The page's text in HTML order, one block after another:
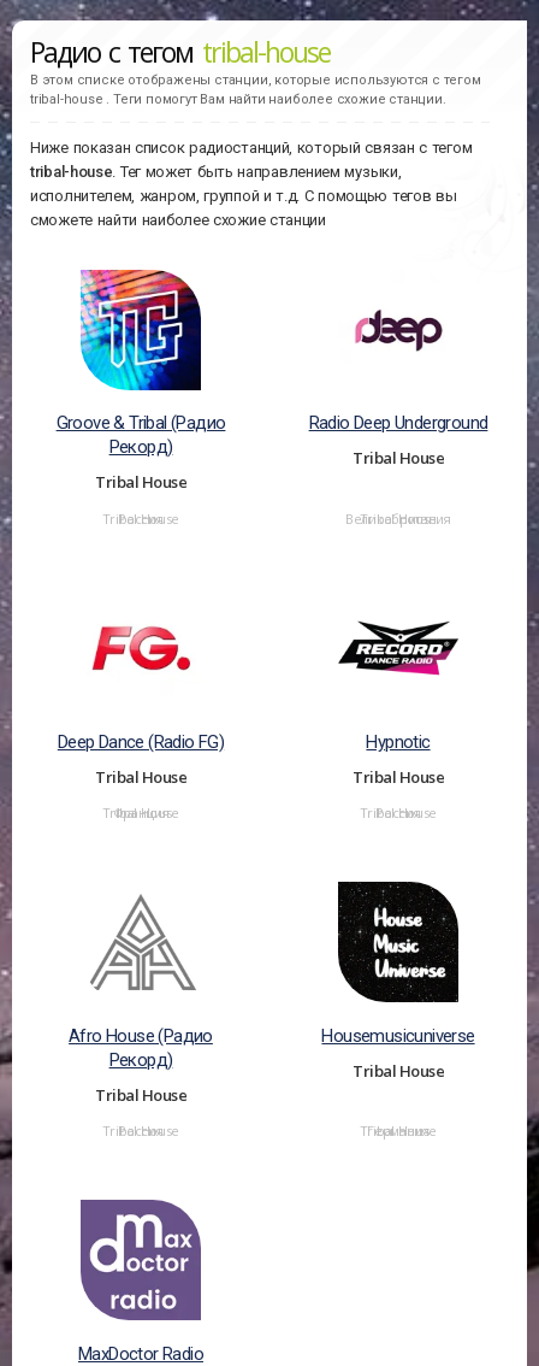
Радио с тегом tribal-house
В этом списке отображены станции, которые используются с тегом
tribal-house . Теги помогут Вам найти наиболее схожие станции.
Ниже показан список радиостанций, который связан с тегом
tribal-house. Тег может быть направлением музыки,
исполнителем, жанром, группой и т.д. С помощью тегов вы
сможете найти наиболее схожие станции
Groove & Tribal (Радио
Рекорд)
Tribal House
Tribal House
Россия
Radio Deep Underground
Tribal House
Tribal House
Великобритания
Deep Dance (Radio FG)
Tribal House
Tribal House
Франция
Hypnotic
Tribal House
Tribal House
Россия
Afro House (Радио
Рекорд)
Tribal House
Tribal House
Россия
Housemusicuniverse
Tribal House
Tribal House
Германия
MaxDoctor Radio